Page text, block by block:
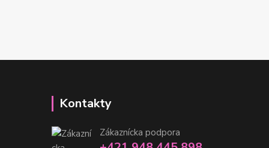
Kontakty
Zákaznícka podpora